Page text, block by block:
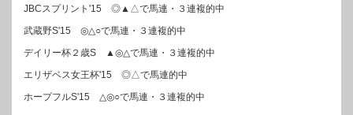
JBCスプリント'15 ◎▲△で馬連・３連複的中
武蔵野S'15 ◎△○で馬連・３連複的中
デイリー杯２歳S ▲◎△で馬連・３連複的中
エリザベス女王杯'15 ◎△で馬連的中
ホープフルS'15 △◎○で馬連・３連複的中